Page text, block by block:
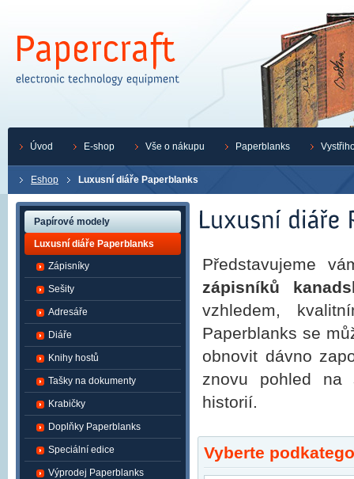
Eshop Luxusní diáře Paperblanks
Představujeme
zápisníků
vzhledem,
Paperblanks se
obnovit dávno
znovu pohled na
historií.
Vyberte
Papírové modely
Luxusní diáře Paperblanks
Zápisníky
Sešity
Adresáře
Diáře
Knihy hostů
Tašky na dokumenty
Krabičky
Doplňky Paperblanks
Speciální edice
Výprodej Paperblanks
Úvod E-shop Vše o nákupu Paperblanks